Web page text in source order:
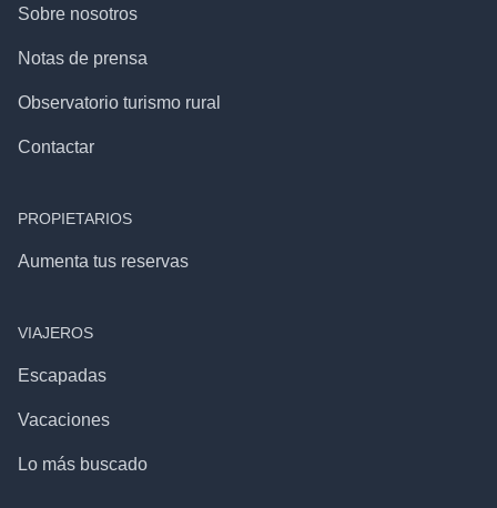
Sobre nosotros
Notas de prensa
Observatorio turismo rural
Contactar
PROPIETARIOS
Aumenta tus reservas
VIAJEROS
Escapadas
Vacaciones
Lo más buscado